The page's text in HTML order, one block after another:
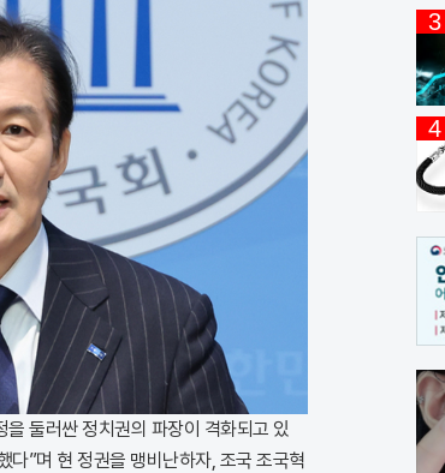
둘러싼 정치권의 파장이 격화되고 있
다”며 현 정권을 맹비난하자, 조국 조국혁
3
4